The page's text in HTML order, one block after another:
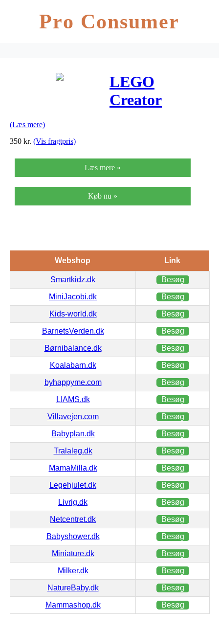
Pro Consumer
LEGO
Creator
(Læs mere)
350 kr. (Vis fragtpris)
Læs mere »
Køb nu »
Webshop Link
Smartkidz.dk Besøg
MiniJacobi.dk Besøg
Kids-world.dk Besøg
BarnetsVerden.dk Besøg
Børnibalance.dk Besøg
Koalabarn.dk Besøg
byhappyme.com Besøg
LIAMS.dk Besøg
Villavejen.com Besøg
Babyplan.dk Besøg
Tralaleg.dk Besøg
MamaMilla.dk Besøg
Legehjulet.dk Besøg
Livrig.dk Besøg
Netcentret.dk Besøg
Babyshower.dk Besøg
Miniature.dk Besøg
Milker.dk Besøg
NatureBaby.dk Besøg
Mammashop.dk Besøg